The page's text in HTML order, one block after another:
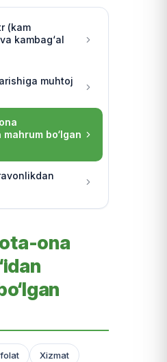
(kam
kambag‘al
muhtoj
mahrum bo‘lgan
ona
Xizmat